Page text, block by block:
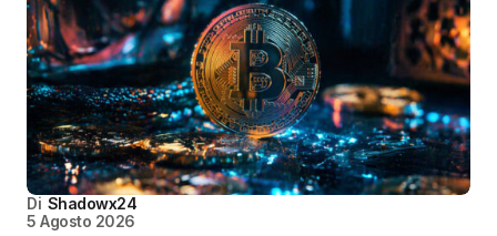
Di Shadowx24
5 Agosto 2026